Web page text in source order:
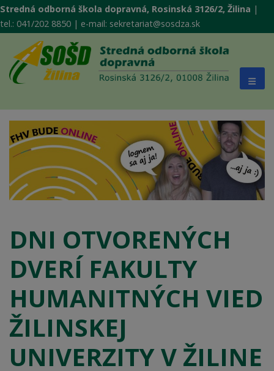
Stredná odborná škola dopravná, Rosinská 3126/2, Žilina |
tel.: 041/202 8850 | e-mail: sekretariat@sosdza.sk
DNI OTVORENÝCH
DVERÍ FAKULTY
HUMANITNÝCH VIED
ŽILINSKEJ
UNIVERZITY V ŽILINE